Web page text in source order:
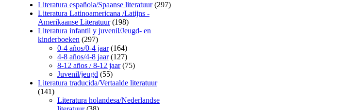
Literatura española/Spaanse literatuur (297)
Literatura Latinoamericana /Latijns -
Amerikaanse Literatuur (198)
Literatura infantil y juvenil/Jeugd- en
kinderboeken (297)
0-4 años/0-4 jaar (164)
4-8 años/4-8 jaar (127)
8-12 años / 8-12 jaar (75)
Juvenil/jeugd (55)
Literatura traducida/Vertaalde literatuur
(141)
Literatura holandesa/Nederlandse